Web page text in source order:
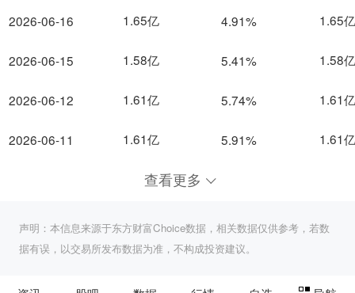
2026-06-16
2026-06-15
2026-06-12
2026-06-11
1.65亿 4.91% 1.65亿
1.58亿 5.41% 1.58亿
1.61亿 5.74% 1.61亿
1.61亿 5.91% 1.61亿
查看更多
声明：本信息来源于东方财富Choice数据，相关数据仅供参考，若数
据有误，以交易所发布数据为准，不构成投资建议。